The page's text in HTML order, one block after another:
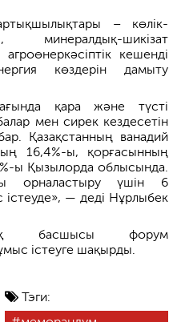
Тэги:
– көлік-
минералдық-шикізат
кешенді
көздерін дамыту
қара және түсті
мен сирек кездесетін
Қазақстанның ванадий
16,4%-ы, қорғасынның
ы Қызылорда облысында.
орналастыру үшін 6
— деді Нұрлыбек
басшысы форум
істеуге шақырды.